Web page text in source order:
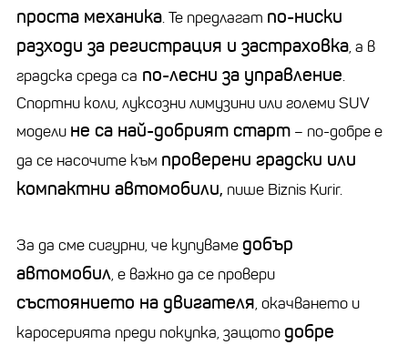
проста механика. Те предлагат по-ниски
разходи за регистрация и застраховка, а в
градска среда са по-лесни за управление.
Спортни коли, луксозни лимузини или големи SUV
модели не са най-добрият старт – по-добре е
да се насочите към проверени градски или
компактни автомобили, пише Biznis Kurir.
За да сме сигурни, че купуваме добър
автомобил, е важно да се провери
състоянието на двигателя, окачването и
каросерията преди покупка, защото добре